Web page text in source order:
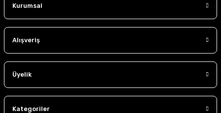
Kurumsal
Alışveriş
Üyelik
Kategoriler